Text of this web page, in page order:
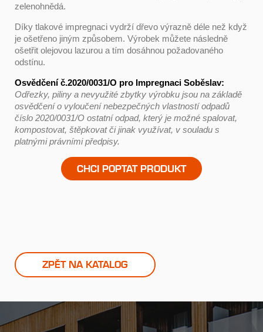
zelenohnědá.
Díky tlakové impregnaci vydrží dřevo výrazně déle než když
je ošetřeno jiným způsobem. Výrobek můžete následně
ošetřit olejovou lazurou a tím dosáhnou požadovaného
odstínu.
Osvědčení č.2020/0031/O pro Impregnaci Soběslav:
Odřezky, piliny a nevyužité zbytky výrobku jsou na základě
osvědčení o vyloučení nebezpečných vlastností odpadů
číslo 2020/0031/O ostatní odpad, který je možné spalovat,
kompostovat, štěpkovat či jinak využívat, v souladu s
platnými právními předpisy.
CHCI POPTAT PRODUKT
ZPĚT NA KATALOG